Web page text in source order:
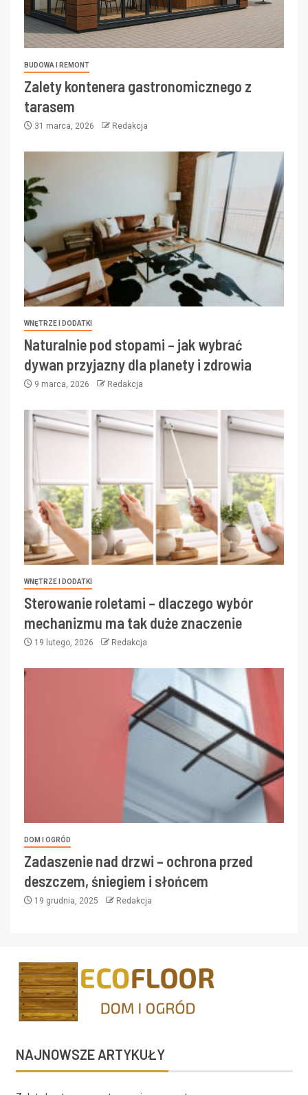
BUDOWA I REMONT
Zalety kontenera gastronomicznego z
tarasem
31 marca, 2026 Redakcja
WNĘTRZE I DODATKI
Naturalnie pod stopami – jak wybrać
dywan przyjazny dla planety i zdrowia
9 marca, 2026 Redakcja
WNĘTRZE I DODATKI
Sterowanie roletami – dlaczego wybór
mechanizmu ma tak duże znaczenie
19 lutego, 2026 Redakcja
DOM I OGRÓD
Zadaszenie nad drzwi – ochrona przed
deszczem, śniegiem i słońcem
19 grudnia, 2025 Redakcja
NAJNOWSZE ARTYKUŁY